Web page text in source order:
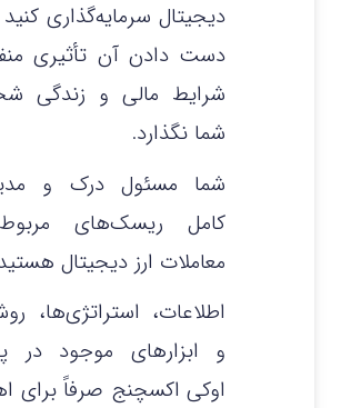
دیجیتال سرمایه‌گذاری
دست دادن آن تأثیری
شرایط مالی و زندگی
شما نگذارد.
شما مسئول درک و
کامل ریسک‌های
معاملات ارز دیجیتال
اطلاعات، استراتژی‌ها،
و ابزارهای موجود در
اوکی اکسچنج صرفاً برای